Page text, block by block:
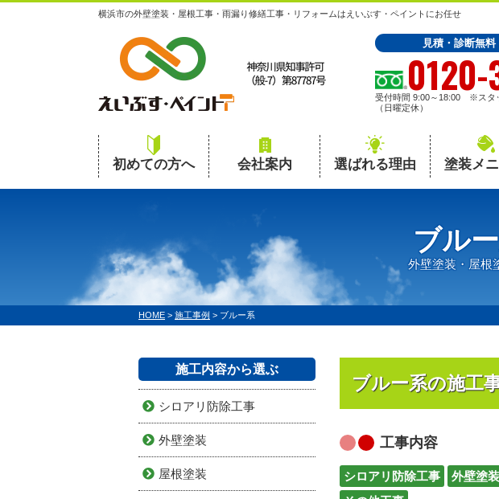
横浜市の外壁塗装・屋根工事・雨漏り修繕工事・リフォームはえいぶす・ペイントにお任せ
見積・診断無
受付時間 9:00～18:00 ※スタ
（日曜定休）
初めての方へ 会社案内 選ばれる理由 塗装メ
ブル
外壁塗装・屋根
HOME > 施工事例 > ブルー系
ブルー系の施工
工事内容
シロアリ防除工事 外壁塗装
施工内容から選ぶ
シロアリ防除工事
外壁塗装
屋根塗装